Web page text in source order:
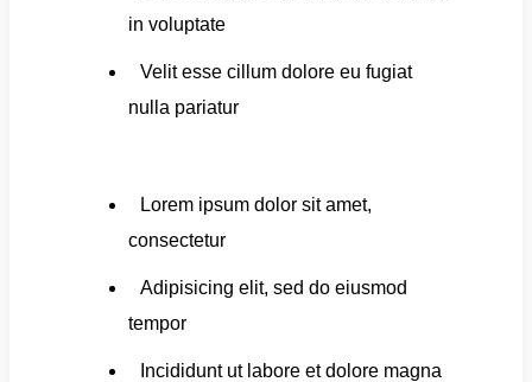
in voluptate
Velit esse cillum dolore eu fugiat
nulla pariatur
Lorem ipsum dolor sit amet,
consectetur
Adipisicing elit, sed do eiusmod
tempor
Incididunt ut labore et dolore magna